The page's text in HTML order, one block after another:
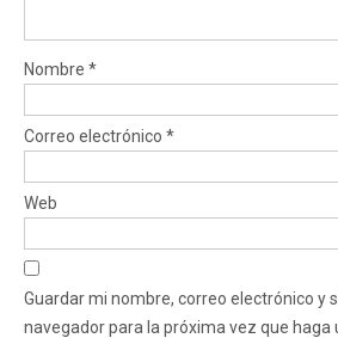
Nombre *
Correo electrónico *
Web
Guardar mi nombre, correo electrónico y
navegador para la próxima vez que haga